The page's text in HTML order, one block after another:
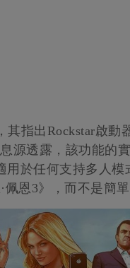
其指出Rockstar啟
源透露，該功能的
於任何支持多人模
佩恩3》，而不是簡